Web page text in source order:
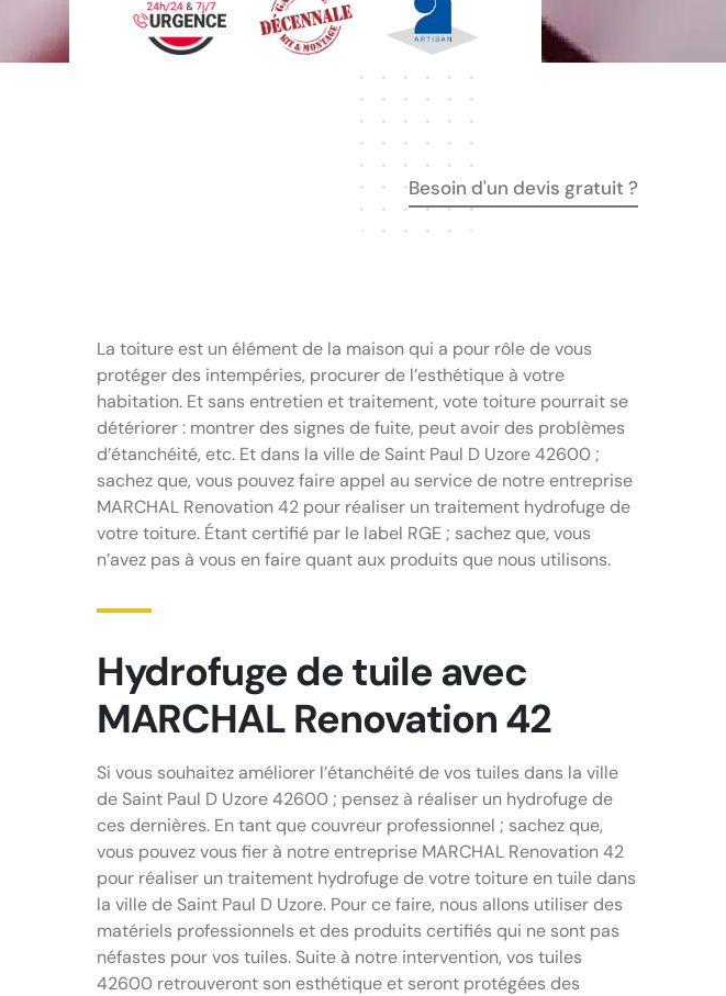
Besoin d'un devis gratuit ?
La toiture est un élément de la maison qui a pour rôle de vous
protéger des intempéries, procurer de l’esthétique à votre
habitation. Et sans entretien et traitement, vote toiture pourrait se
détériorer : montrer des signes de fuite, peut avoir des problèmes
d’étanchéité, etc. Et dans la ville de Saint Paul D Uzore 42600 ;
sachez que, vous pouvez faire appel au service de notre entreprise
MARCHAL Renovation 42 pour réaliser un traitement hydrofuge de
votre toiture. Étant certifié par le label RGE ; sachez que, vous
n’avez pas à vous en faire quant aux produits que nous utilisons.
Hydrofuge de tuile avec
MARCHAL Renovation 42
Si vous souhaitez améliorer l’étanchéité de vos tuiles dans la ville
de Saint Paul D Uzore 42600 ; pensez à réaliser un hydrofuge de
ces dernières. En tant que couvreur professionnel ; sachez que,
vous pouvez vous fier à notre entreprise MARCHAL Renovation 42
pour réaliser un traitement hydrofuge de votre toiture en tuile dans
la ville de Saint Paul D Uzore. Pour ce faire, nous allons utiliser des
matériels professionnels et des produits certifiés qui ne sont pas
néfastes pour vos tuiles. Suite à notre intervention, vos tuiles
42600 retrouveront son esthétique et seront protégées des